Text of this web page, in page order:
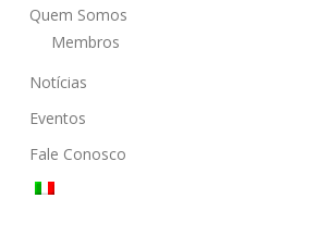
Quem Somos
Membros
Notícias
Eventos
Fale Conosco